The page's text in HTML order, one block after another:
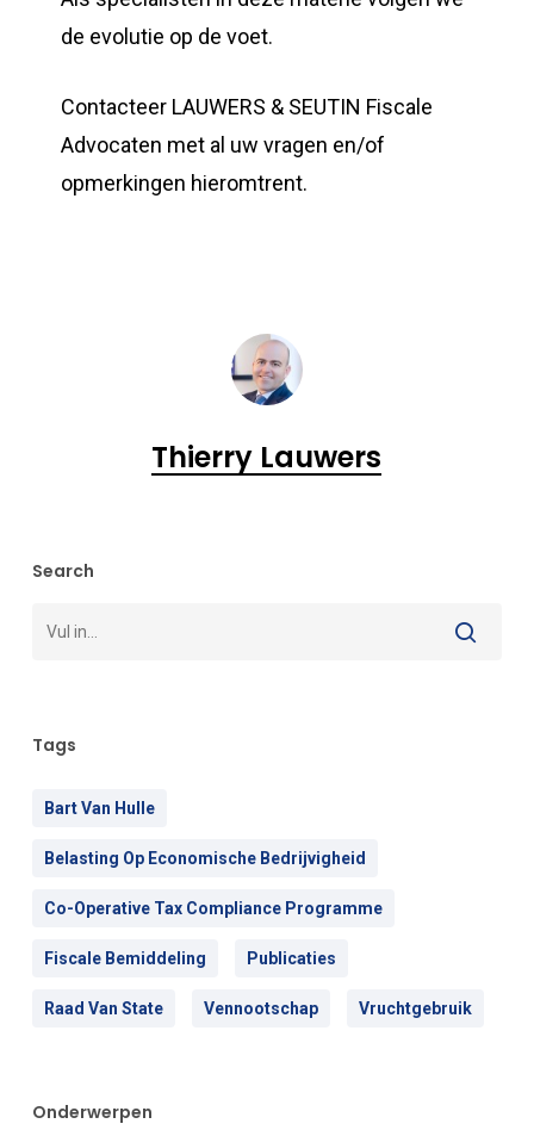
de evolutie op de voet.
Contacteer LAUWERS & SEUTIN Fiscale
Advocaten met al uw vragen en/of
opmerkingen hieromtrent.
Thierry Lauwers
Search
Tags
Bart Van Hulle
Belasting Op Economische Bedrijvigheid
Co-Operative Tax Compliance Programme
Fiscale Bemiddeling Publicaties
Raad Van State Vennootschap Vruchtgebruik
Onderwerpen